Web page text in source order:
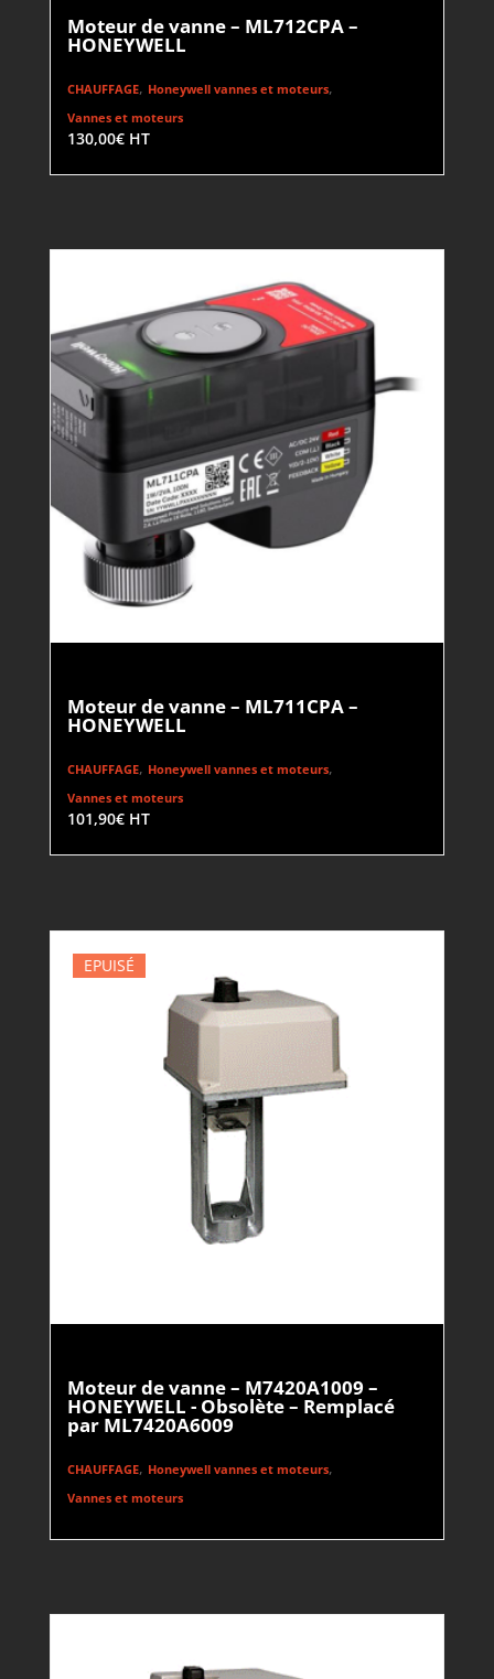
Moteur de vanne – ML712CPA –
HONEYWELL
CHAUFFAGE, Honeywell vannes et moteurs,
Vannes et moteurs
130,00€ HT
Moteur de vanne – ML711CPA –
HONEYWELL
CHAUFFAGE, Honeywell vannes et moteurs,
Vannes et moteurs
101,90€ HT
EPUISÉ
Moteur de vanne – M7420A1009 –
HONEYWELL - Obsolète – Remplacé
par ML7420A6009
CHAUFFAGE, Honeywell vannes et moteurs,
Vannes et moteurs